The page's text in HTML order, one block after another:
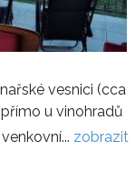
vesnici (cca
u vinohradů
zobrazit